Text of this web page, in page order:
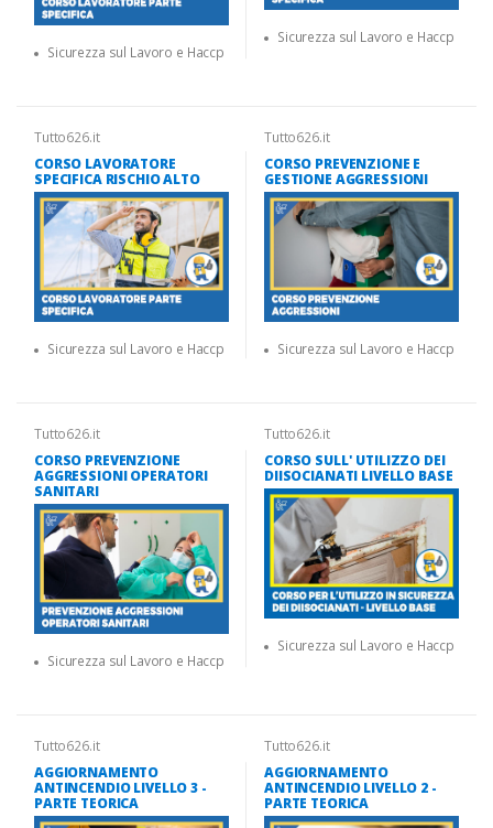
Sicurezza sul Lavoro e Haccp
Sicurezza sul Lavoro e Haccp
Tutto626.it
CORSO LAVORATORE
SPECIFICA RISCHIO ALTO
Sicurezza sul Lavoro e Haccp
Tutto626.it
CORSO PREVENZIONE E
GESTIONE AGGRESSIONI
Sicurezza sul Lavoro e Haccp
Tutto626.it
CORSO PREVENZIONE
AGGRESSIONI OPERATORI
SANITARI
Sicurezza sul Lavoro e Haccp
Tutto626.it
CORSO SULL' UTILIZZO DEI
DIISOCIANATI LIVELLO BASE
Sicurezza sul Lavoro e Haccp
Tutto626.it
AGGIORNAMENTO
ANTINCENDIO LIVELLO 3 -
PARTE TEORICA
Tutto626.it
AGGIORNAMENTO
ANTINCENDIO LIVELLO 2 -
PARTE TEORICA